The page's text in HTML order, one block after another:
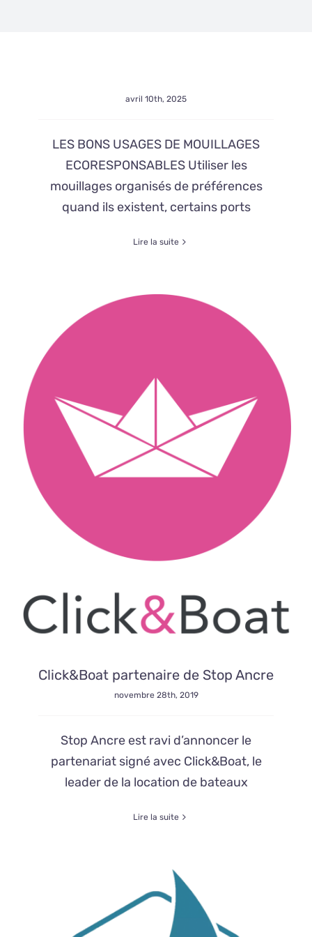
avril 10th, 2025
LES BONS USAGES DE MOUILLAGES
ECORESPONSABLES Utiliser les
mouillages organisés de préférences
quand ils existent, certains ports
Lire la suite
Click&Boat partenaire de Stop Ancre
novembre 28th, 2019
Stop Ancre est ravi d’annoncer le
partenariat signé avec Click&Boat, le
leader de la location de bateaux
Lire la suite